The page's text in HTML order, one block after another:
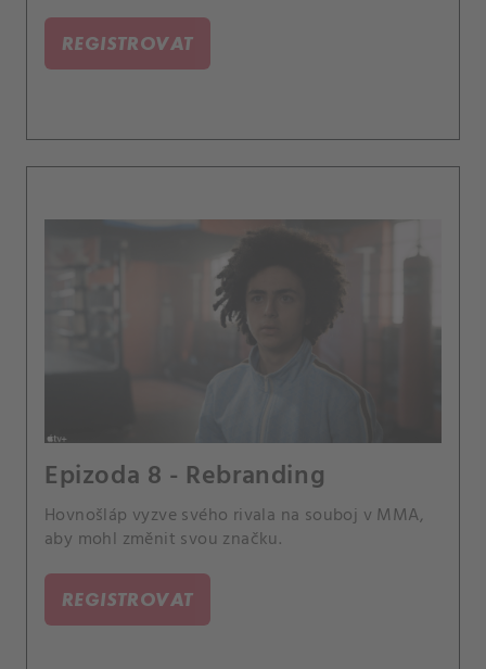
REGISTROVAT
Epizoda 8 - Rebranding
Hovnošláp vyzve svého rivala na souboj v MMA,
aby mohl změnit svou značku.
REGISTROVAT